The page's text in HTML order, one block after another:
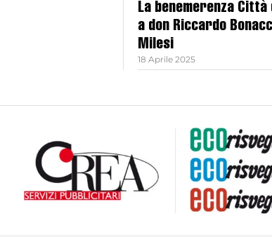
La benemerenza Città
a don Riccardo
Milesi
18 Aprile 2025